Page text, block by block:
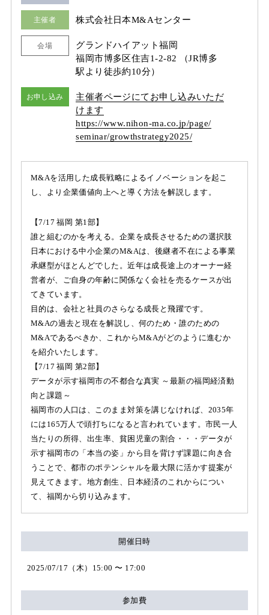
主催者 株式会社日本M&Aセンター
会場
グランドハイアット福岡
福岡市博多区住吉1-2-82 （JR博多
駅より徒歩約10分）
お申し込み
主催者ページにてお申し込みいただ
けます
https://www.nihon-ma.co.jp/page/
seminar/growthstrategy2025/
M&Aを活用した成長戦略によるイノベーションを起こ
し、より企業価値向上へと導く方法を解説します。
【7/17 福岡 第1部】
誰と組むのかを考える。企業を成長させるための選択肢
日本における中小企業のM&Aは、後継者不在による事業
承継型がほとんどでした。近年は成長途上のオーナー経
営者が、ご自身の年齢に関係なく会社を売るケースが出
てきています。
目的は、会社と社員のさらなる成長と飛躍です。
M&Aの過去と現在を解説し、何のため・誰のための
M&Aであるべきか、これからM&Aがどのように進むか
を紹介いたします。
【7/17 福岡 第2部】
データが示す福岡市の不都合な真実 ～最新の福岡経済動
向と課題～
福岡市の人口は、このまま対策を講じなければ、2035年
には165万人で頭打ちになると言われています。市民一人
当たりの所得、出生率、貧困児童の割合・・・データが
示す福岡市の「本当の姿」から目を背けず課題に向き合
うことで、都市のポテンシャルを最大限に活かす提案が
見えてきます。地方創生、日本経済のこれからについ
て、福岡から切り込みます。
開催日時
2025/07/17（木）15:00 〜 17:00
参加費